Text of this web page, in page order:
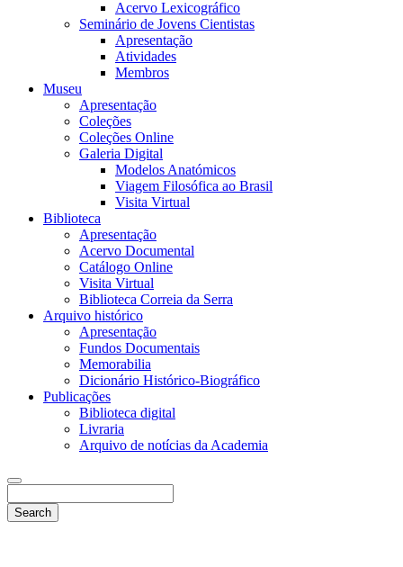
Acervo Lexicográfico
Seminário de Jovens Cientistas
Apresentação
Atividades
Membros
Museu
Apresentação
Coleções
Coleções Online
Galeria Digital
Modelos Anatómicos
Viagem Filosófica ao Brasil
Visita Virtual
Biblioteca
Apresentação
Acervo Documental
Catálogo Online
Visita Virtual
Biblioteca Correia da Serra
Arquivo histórico
Apresentação
Fundos Documentais
Memorabilia
Dicionário Histórico-Biográfico
Publicações
Biblioteca digital
Livraria
Arquivo de notícias da Academia